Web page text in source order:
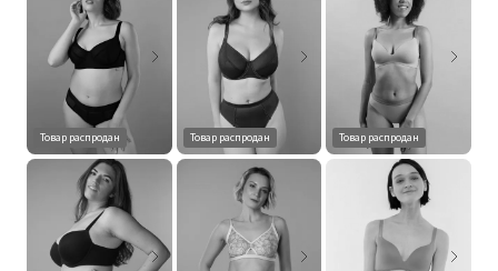
Товар распродан Товар распродан Товар распродан